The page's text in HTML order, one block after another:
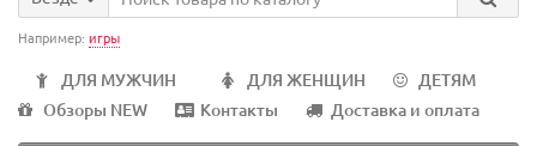
Например: игры
ДЛЯ МУЖЧИН ДЛЯ ЖЕНЩИН
ДЕТЯМ
Обзоры NEW
Контакты Доставка и оплата